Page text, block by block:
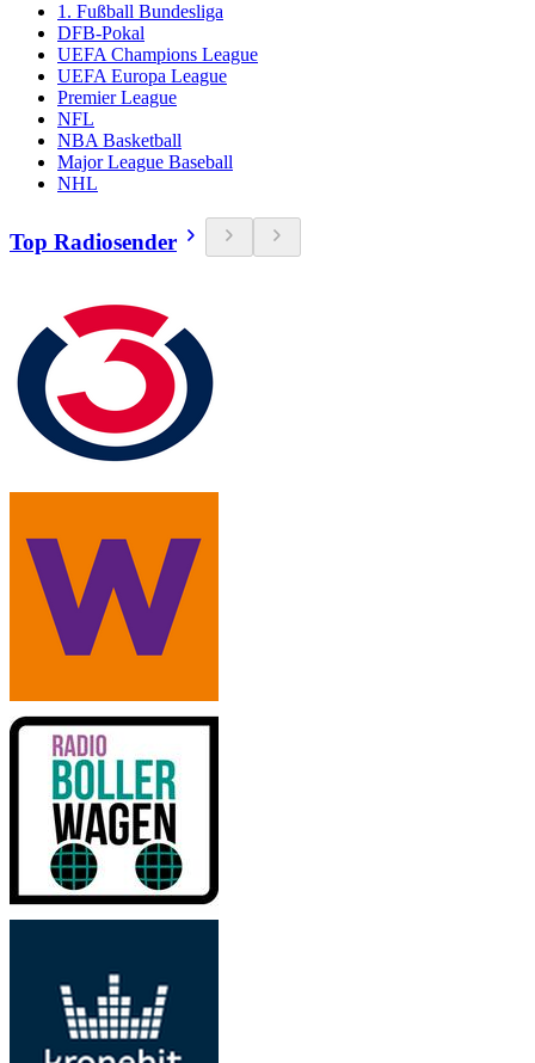
1. Fußball Bundesliga
DFB-Pokal
UEFA Champions League
UEFA Europa League
Premier League
NFL
NBA Basketball
Major League Baseball
NHL
Top Radiosender